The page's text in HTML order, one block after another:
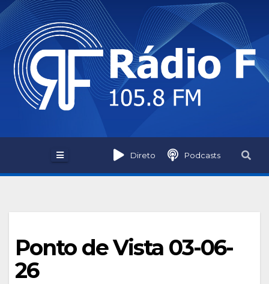
Skip
to
content
Direto Podcasts
Ponto de Vista 03-06-
26